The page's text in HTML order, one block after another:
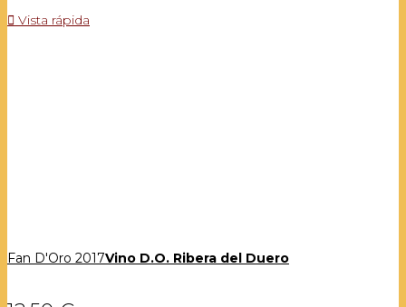
 Vista rápida
Fan D'Oro 2017Vino D.O. Ribera del Duero